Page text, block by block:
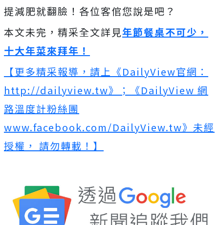
提減肥就翻臉！各位客倌您說是吧？
本文未完，精采全文詳見年節餐桌不可少，
十大年菜來拜年！
【更多精采報導，請上《DailyView官網：
http://dailyview.tw》；《DailyView 網
路溫度計粉絲團
www.facebook.com/DailyView.tw》未經
授權， 請勿轉載！】